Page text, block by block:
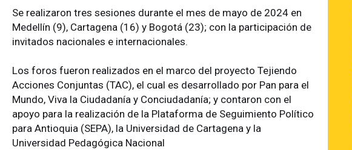
Se realizaron tres sesiones durante el mes de mayo de 2024 en
Medellín (9), Cartagena (16) y Bogotá (23); con la participación de
invitados nacionales e internacionales.
Los foros fueron realizados en el marco del proyecto Tejiendo
Acciones Conjuntas (TAC), el cual es desarrollado por Pan para el
Mundo, Viva la Ciudadanía y Conciudadanía; y contaron con el
apoyo para la realización de la Plataforma de Seguimiento Político
para Antioquia (SEPA), la Universidad de Cartagena y la
Universidad Pedagógica Nacional